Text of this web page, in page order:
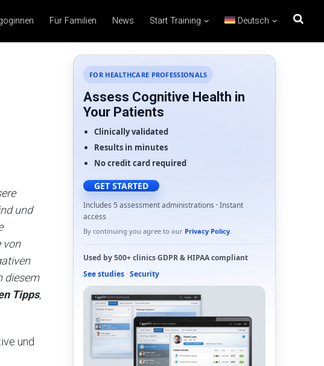
Für Familien News Start Training Deutsch
und
von
diesem
Tipps,
und
FOR HEALTHCARE PROFESSIONALS
Assess Cognitive Health in
Your Patients
Clinically validated
Results in minutes
No credit card required
GET STARTED
Includes 5 assessment administrations · Instant
access
By continuing you agree to our Privacy Policy.
Used by500+ clinics·GDPR& HIPAAcompliant
See studies · Security